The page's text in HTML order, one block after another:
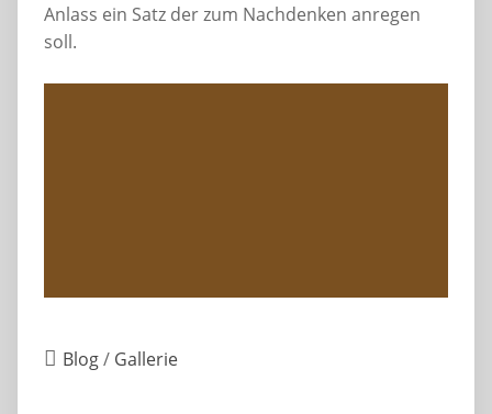
Anlass ein Satz der zum Nachdenken anregen
soll.
Blog/ Gallerie